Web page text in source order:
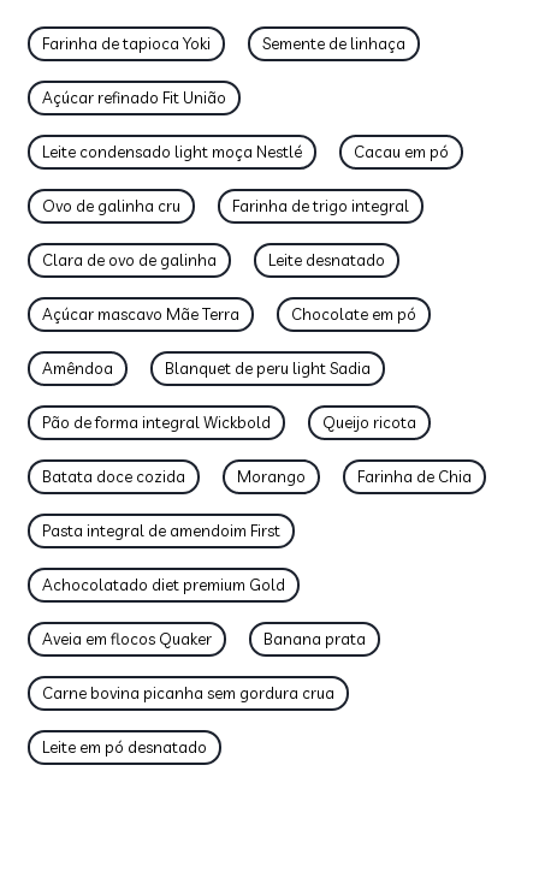
Farinha de tapioca Yoki Semente de linhaça
Açúcar refinado Fit União
Leite condensado light moça Nestlé Cacau em pó
Ovo de galinha cru Farinha de trigo integral
Clara de ovo de galinha Leite desnatado
Açúcar mascavo Mãe Terra Chocolate em pó
Amêndoa Blanquet de peru light Sadia
Pão de forma integral Wickbold Queijo ricota
Batata doce cozida Morango Farinha de Chia
Pasta integral de amendoim First
Achocolatado diet premium Gold
Aveia em flocos Quaker Banana prata
Carne bovina picanha sem gordura crua
Leite em pó desnatado